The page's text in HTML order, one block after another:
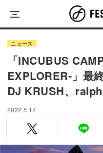
content
ニュース
「INCUBUS
EXPLORER-」最
DJ KRUSH、
2022.5.14